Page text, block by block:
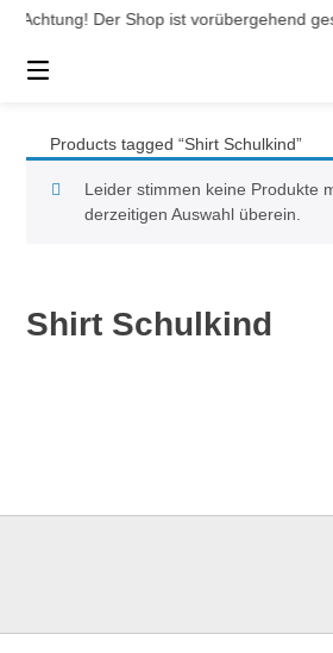
Springe
Inhalt
Achtung! Der Shop ist vorübergehend
Products tagged “Shirt Schulkind”
Shirt Schulkind
Leider stimmen keine Produkte
derzeitigen Auswahl überein.